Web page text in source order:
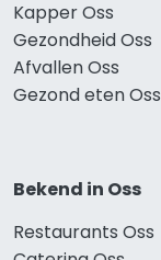
Kapper Oss
Gezondheid Oss
Afvallen Oss
Gezond eten Oss
Bekend in Oss
Restaurants Oss